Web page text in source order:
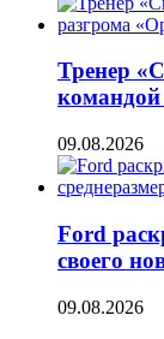
Тренер
командой
09.08.2026
Ford
своего
09.08.2026